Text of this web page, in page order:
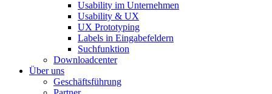
Usability im Unternehmen
Usability & UX
UX Prototyping
Labels in Eingabefeldern
Suchfunktion
Downloadcenter
Über uns
Geschäftsführung